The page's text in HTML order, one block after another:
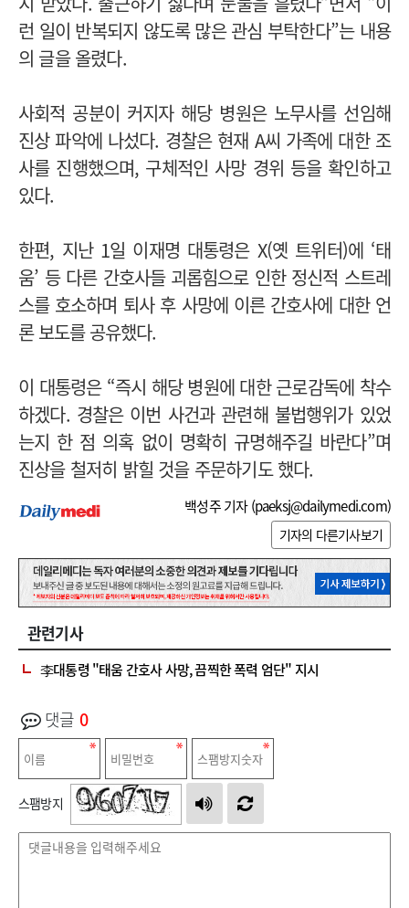
런 일이 반복되지 않도록 많은 관심 부탁한다”는 내용
의 글을 올렸다.
사회적 공분이 커지자 해당 병원은 노무사를 선임해
진상 파악에 나섰다. 경찰은 현재 A씨 가족에 대한 조
사를 진행했으며, 구체적인 사망 경위 등을 확인하고
있다.
한편, 지난 1일 이재명 대통령은 X(옛 트위터)에 ‘태
움’ 등 다른 간호사들 괴롭힘으로 인한 정신적 스트레
스를 호소하며 퇴사 후 사망에 이른 간호사에 대한 언
론 보도를 공유했다.
이 대통령은 “즉시 해당 병원에 대한 근로감독에 착수
하겠다. 경찰은 이번 사건과 관련해 불법행위가 있었
는지 한 점 의혹 없이 명확히 규명해주길 바란다”며
진상을 철저히 밝힐 것을 주문하기도 했다.
백성주 기자 (paeksj@dailymedi.com)
기자의 다른기사보기
관련기사
李대통령 "태움 간호사 사망, 끔찍한 폭력 엄단" 지시
댓글 0
스팸방지